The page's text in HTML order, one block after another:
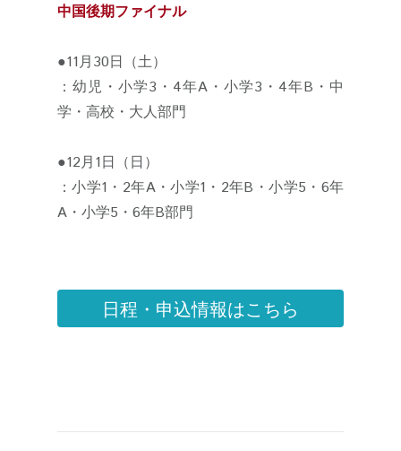
中国後期ファイナル
●11月30日（土）
：幼児・小学3・4年A・小学3・4年B・中
学・高校・大人部門
●12月1日（日）
：小学1・2年A・小学1・2年B・小学5・6年
A・小学5・6年B部門
日程・申込情報はこちら